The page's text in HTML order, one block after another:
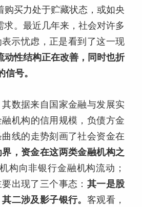
购买力处于贮藏状态，或如央
求。最近几年来，社会对许多
示忧虑，正是看到了这一现
性结构正在改善，同时也折
号。
其数据来自国家金融与发展实
机构的信用规模，负债方金
线的走势刻画了社会资金在
界，资金在这两类金融机构之
构向非银行金融机构流动；
出现了三个事态： 其一是股
其二涉及影子银行。 客观看，